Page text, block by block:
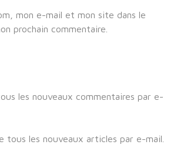
mon e-mail et mon site dans le
prochain commentaire.
les nouveaux commentaires par e-
tous les nouveaux articles par e-mail.